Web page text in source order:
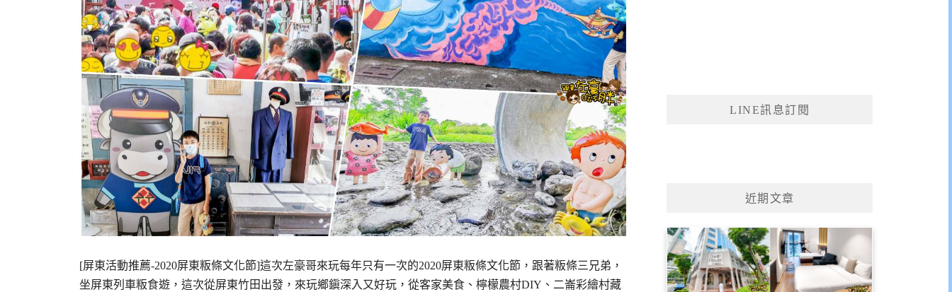
[屏東活動推薦-2020屏東粄條文化節]這次左豪哥來玩每年只有一次的2020屏東粄條文化節，跟著粄條三兄弟，
坐屏東列車粄食遊，這次從屏東竹田出發，來玩鄉鎭深入又好玩，從客家美食、檸檬農村DIY、二崙彩繪村藏
LINE訊息訂閱
近期文章